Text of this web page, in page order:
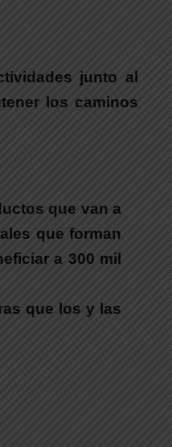
junto al
los caminos
que van a
que forman
a 300 mil
que los y las